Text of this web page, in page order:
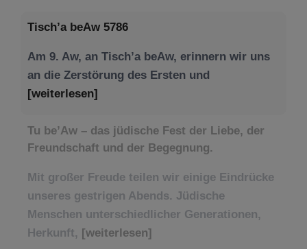
Tisch’a beAw 5786
Am 9. Aw, an Tisch’a beAw, erinnern wir uns
an die Zerstörung des Ersten und
[weiterlesen]
Tu be’Aw – das jüdische Fest der Liebe, der
Freundschaft und der Begegnung.
Mit großer Freude teilen wir einige Eindrücke
unseres gestrigen Abends. Jüdische
Menschen unterschiedlicher Generationen,
Herkunft, [weiterlesen]